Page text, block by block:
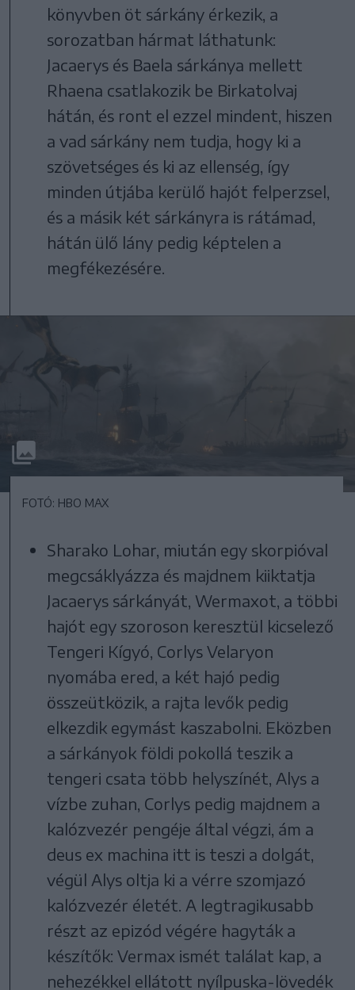
könyvben öt sárkány érkezik, a
sorozatban hármat láthatunk:
Jacaerys és Baela sárkánya mellett
Rhaena csatlakozik be Birkatolvaj
hátán, és ront el ezzel mindent, hiszen
a vad sárkány nem tudja, hogy ki a
szövetséges és ki az ellenség, így
minden útjába kerülő hajót felperzsel,
és a másik két sárkányra is rátámad,
hátán ülő lány pedig képtelen a
megfékezésére.
FOTÓ: HBO MAX
Sharako Lohar, miután egy skorpióval
megcsáklyázza és majdnem kiiktatja
Jacaerys sárkányát, Wermaxot, a többi
hajót egy szoroson keresztül kicselező
Tengeri Kígyó, Corlys Velaryon
nyomába ered, a két hajó pedig
összeütközik, a rajta levők pedig
elkezdik egymást kaszabolni. Eközben
a sárkányok földi pokollá teszik a
tengeri csata több helyszínét, Alys a
vízbe zuhan, Corlys pedig majdnem a
kalózvezér pengéje által végzi, ám a
deus ex machina itt is teszi a dolgát,
végül Alys oltja ki a vérre szomjazó
kalózvezér életét. A legtragikusabb
részt az epizód végére hagyták a
készítők: Vermax ismét találat kap, a
nehezékkel ellátott nyílpuska-lövedék